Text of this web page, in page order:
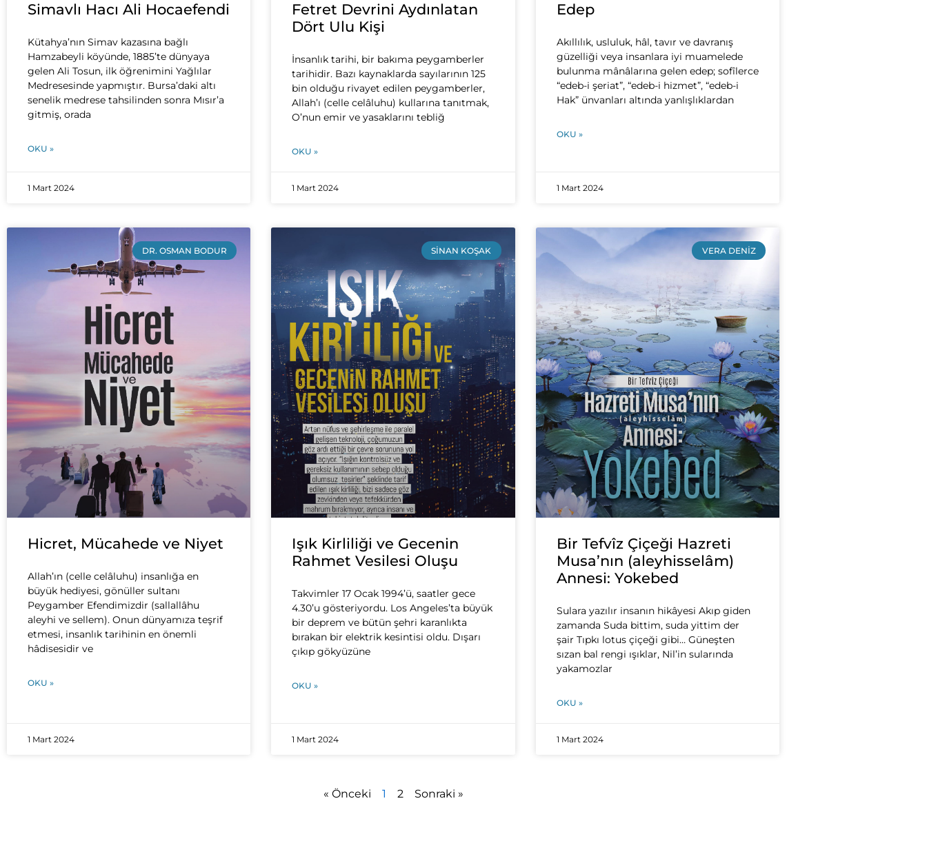
Simavlı Hacı Ali Hocaefendi
Kütahya’nın Simav kazasına bağlı
Hamzabeyli köyünde, 1885’te dünyaya
gelen Ali Tosun, ilk öğrenimini Yağlılar
Medresesinde yapmıştır. Bursa’daki altı
senelik medrese tahsilinden sonra Mısır’a
gitmiş, orada
OKU »
1 Mart 2024
Fetret Devrini Aydınlatan
Dört Ulu Kişi
İnsanlık tarihi, bir bakıma peygamberler
tarihidir. Bazı kaynaklarda sayılarının 125
bin olduğu rivayet edilen peygamberler,
Allah’ı (celle celâluhu) kullarına tanıtmak,
O’nun emir ve yasaklarını tebliğ
OKU »
1 Mart 2024
Edep
Akıllılık, usluluk, hâl, tavır ve davranış
güzelliği veya insanlara iyi muamelede
bulunma mânâlarına gelen edep; sofîlerce
“edeb-i şeriat”, “edeb-i hizmet”, “edeb-i
Hak” ünvanları altında yanlışlıklardan
OKU »
1 Mart 2024
DR. OSMAN BODUR
Hicret, Mücahede ve Niyet
Allah’ın (celle celâluhu) insanlığa en
büyük hediyesi, gönüller sultanı
Peygamber Efendimizdir (sallallâhu
aleyhi ve sellem). Onun dünyamıza teşrif
etmesi, insanlık tarihinin en önemli
hâdisesidir ve
OKU »
1 Mart 2024
SINAN KOŞAK
Işık Kirliliği ve Gecenin
Rahmet Vesilesi Oluşu
Takvimler 17 Ocak 1994’ü, saatler gece
4.30’u gösteriyordu. Los Angeles’ta büyük
bir deprem ve bütün şehri karanlıkta
bırakan bir elektrik kesintisi oldu. Dışarı
çıkıp gökyüzüne
OKU »
1 Mart 2024
VERA DENIZ
Bir Tefvîz Çiçeği Hazreti
Musa’nın (aleyhisselâm)
Annesi: Yokebed
Sulara yazılır insanın hikâyesi Akıp giden
zamanda Suda bittim, suda yittim der
şair Tıpkı lotus çiçeği gibi… Güneşten
sızan bal rengi ışıklar, Nil’in sularında
yakamozlar
OKU »
1 Mart 2024
« Önceki 1 2 Sonraki »